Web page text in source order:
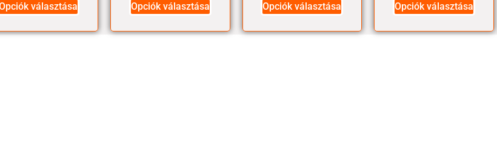
választása Opciók választása Opciók választása Opciók választása